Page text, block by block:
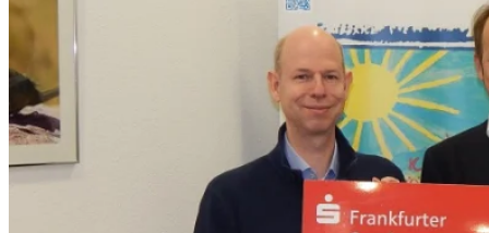
Dr. Maresch-Klingelhöffer-Preis
Spenden
Anlass- oder Aktionsspende
Kondolenzspende
Geldauflage und Bußgelder